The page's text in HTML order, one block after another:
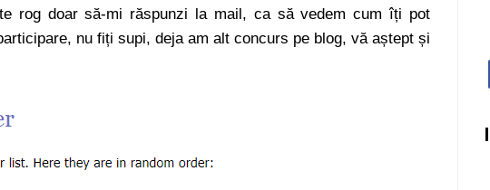
rog doar să-mi răspunzi la mail, ca să vedem cum îți pot
nu fiți supi, deja am alt concurs pe blog, vă aștept și